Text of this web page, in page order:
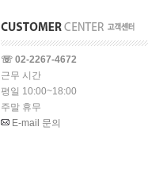
☏ 02-2267-4672
근무 시간
평일 10:00~18:00
주말 휴무
E-mail 문의